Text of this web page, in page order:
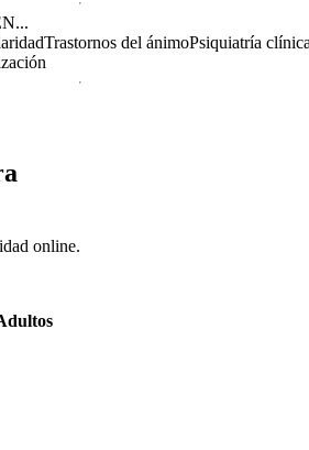
online.
Trastornos del ánimoPsiquiatría